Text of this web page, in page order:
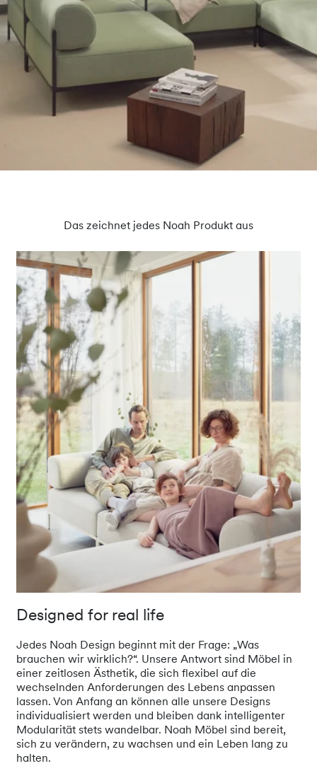
Das zeichnet jedes Noah Produkt aus
Designed for real life
Jedes Noah Design beginnt mit der Frage: „Was
brauchen wir wirklich?“. Unsere Antwort sind Möbel in
einer zeitlosen Ästhetik, die sich flexibel auf die
wechselnden Anforderungen des Lebens anpassen
lassen. Von Anfang an können alle unsere Designs
individualisiert werden und bleiben dank intelligenter
Modularität stets wandelbar. Noah Möbel sind bereit,
sich zu verändern, zu wachsen und ein Leben lang zu
halten.